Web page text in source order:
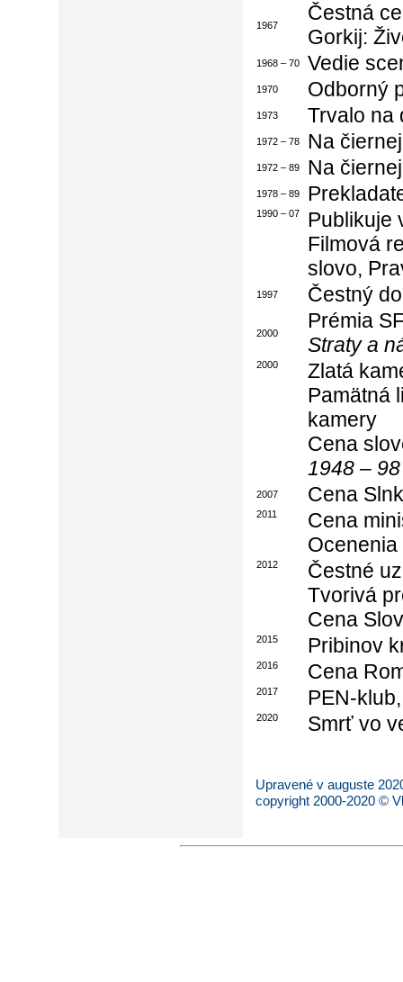
1967
Čestná
Gorkij:
1968 – 70 Vedie
1970 Odborný
1973 Trvalo na
1972 – 78 Na
1972 – 89 Na
1978 – 89
1990 – 07
Publikuje
Filmová
slovo,
1997 Čestný
2000
Prémia
Straty a
2000
Zlatá
Pamätná
kamery
Cena
1948 –
2007 Cena
2011
Cena
2012
Čestné
Tvorivá
Cena
2015 Pribinov
2016 Cena
2017 PEN-
2020 Smrť vo
Upravené v auguste
copyright 2000-2020 ©